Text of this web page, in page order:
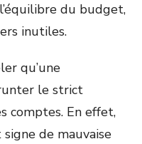
du budget,
inutiles.
qu’une
le strict
comptes. En effet,
de mauvaise